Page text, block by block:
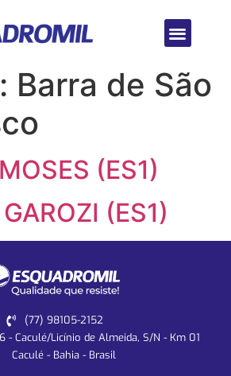
Barra de São
(ES1)
(ES1)
(77) 98105-2152
- Caculé/Licínio de Almeida, S/N - Km 01
Caculé - Bahia - Brasil